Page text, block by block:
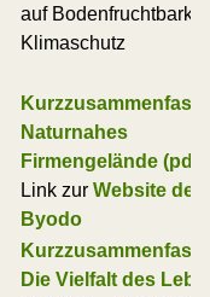
auf
Klimaschutz
Naturnahes
Firmengelände (pdf)
Link zur Website der
Byodo
Die Vielfalt des